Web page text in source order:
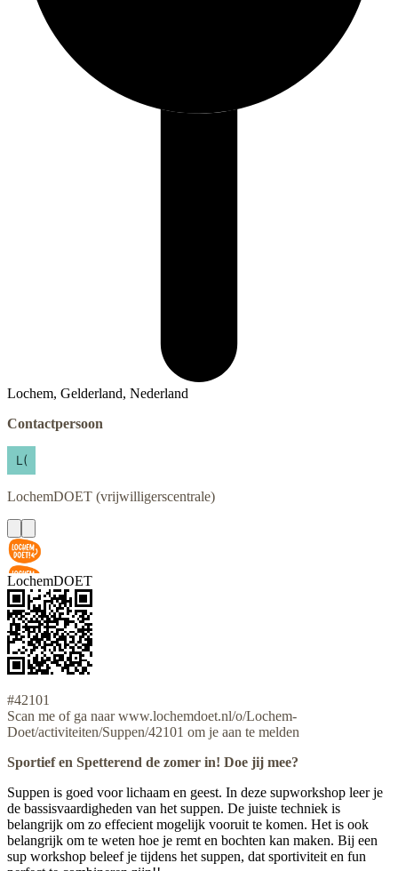
Lochem, Gelderland, Nederland
Contactpersoon
LochemDOET (vrijwilligerscentrale)
LochemDOET
#42101
Scan me of ga naar www.lochemdoet.nl/o/Lochem-
Doet/activiteiten/Suppen/42101 om je aan te melden
Sportief en Spetterend de zomer in! Doe jij mee?
Suppen is goed voor lichaam en geest. In deze supworkshop leer je
de bassisvaardigheden van het suppen. De juiste techniek is
belangrijk om zo effecient mogelijk vooruit te komen. Het is ook
belangrijk om te weten hoe je remt en bochten kan maken. Bij een
sup workshop beleef je tijdens het suppen, dat sportiviteit en fun